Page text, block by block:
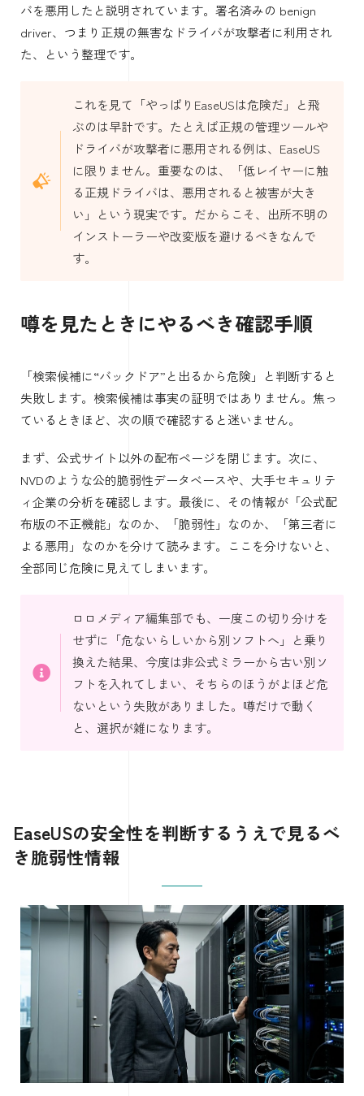
バを悪用したと説明されています。署名済みの benign
driver、つまり正規の無害なドライバが攻撃者に利用され
た、という整理です。
これを見て「やっぱりEaseUSは危険だ」と飛
ぶのは早計です。たとえば正規の管理ツールや
ドライバが攻撃者に悪用される例は、EaseUS
に限りません。重要なのは、「低レイヤーに触
る正規ドライバは、悪用されると被害が大き
い」という現実です。だからこそ、出所不明の
インストーラーや改変版を避けるべきなんで
す。
噂を見たときにやるべき確認手順
「検索候補に“バックドア”と出るから危険」と判断すると
失敗します。検索候補は事実の証明ではありません。焦っ
ているときほど、次の順で確認すると迷いません。
まず、公式サイト以外の配布ページを閉じます。次に、
NVDのような公的脆弱性データベースや、大手セキュリテ
ィ企業の分析を確認します。最後に、その情報が「公式配
布版の不正機能」なのか、「脆弱性」なのか、「第三者に
よる悪用」なのかを分けて読みます。ここを分けないと、
全部同じ危険に見えてしまいます。
ロロメディア編集部でも、一度この切り分けを
せずに「危ないらしいから別ソフトへ」と乗り
換えた結果、今度は非公式ミラーから古い別ソ
フトを入れてしまい、そちらのほうがよほど危
ないという失敗がありました。噂だけで動く
と、選択が雑になります。
EaseUSの安全性を判断するうえで見るべ
き脆弱性情報